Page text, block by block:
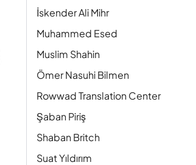
İskender Ali Mihr
Muhammed Esed
Muslim Shahin
Ömer Nasuhi Bilmen
Rowwad Translation Center
Şaban Piriş
Shaban Britch
Suat Yıldırım